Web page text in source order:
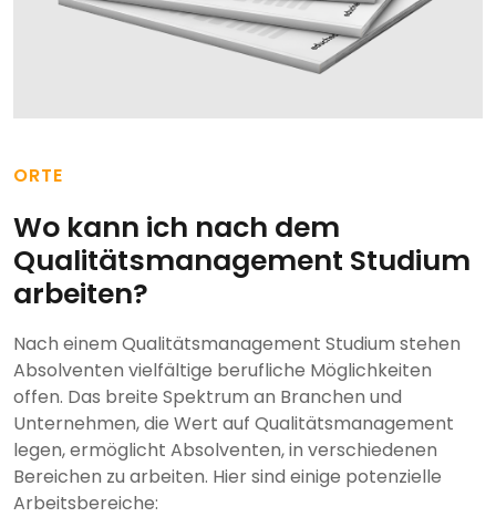
ORTE
Wo kann ich nach dem
Qualitätsmanagement Studium
arbeiten?
Nach einem Qualitätsmanagement Studium stehen
Absolventen vielfältige berufliche Möglichkeiten
offen. Das breite Spektrum an Branchen und
Unternehmen, die Wert auf Qualitätsmanagement
legen, ermöglicht Absolventen, in verschiedenen
Bereichen zu arbeiten. Hier sind einige potenzielle
Arbeitsbereiche: